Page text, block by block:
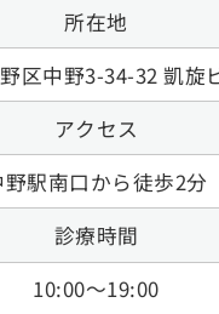
所在地
区中野3-34-32 凱旋
アクセス
野駅南口から徒歩2分
診療時間
10:00～19:00